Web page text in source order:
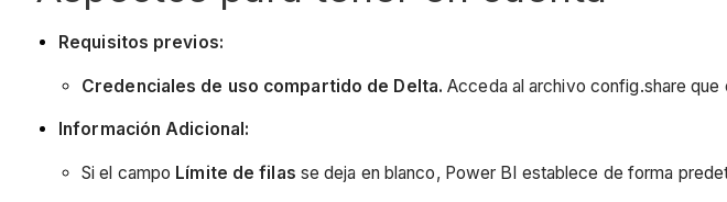
Requisitos previos:
Credenciales de uso compartido de Delta. Acceda al archivo config.share que
Información Adicional:
Si el campo Límite de filas se deja en blanco, Power BI establece de forma